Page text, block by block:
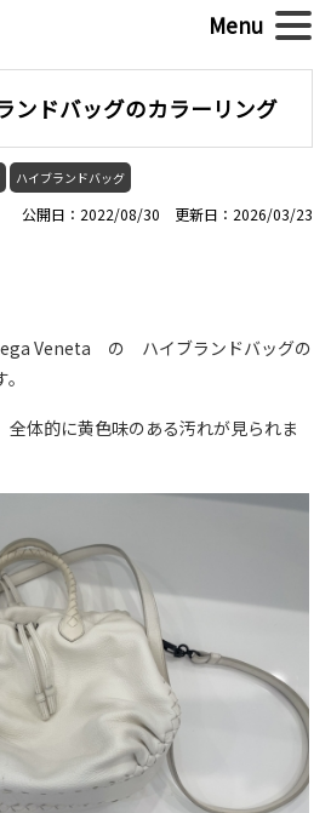
ドバッグのカラーリング
ハイブランドバッグ
公開日：2022/08/30 更新日：2026/03/23
Veneta の ハイブランドバッグの
全体的に黄色味のある汚れが見られま